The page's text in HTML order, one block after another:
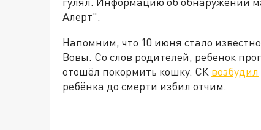
Алерт".
Напомним, что 10 июня стало
Вовы. Со слов родителей, ребенок
отошёл покормить кошку. СК возбудил
ребёнка до смерти избил отчим.